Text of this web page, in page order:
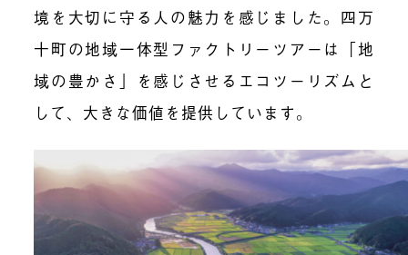
境を大切に守る人の魅力を 感じました。四万
十町の地域一体型ファクトリーツアーは 「地
域の豊かさ」を感じさせるエコツーリズム と
して、大きな価値を提供しています。